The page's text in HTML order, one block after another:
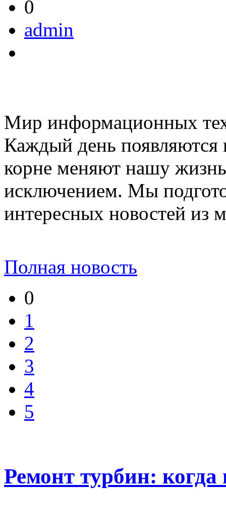
0
admin
Мир информационных
Каждый день появляются
корне меняют нашу
исключением. Мы
интересных новостей из
Полная новость
0
1
2
3
4
5
Ремонт турбин: